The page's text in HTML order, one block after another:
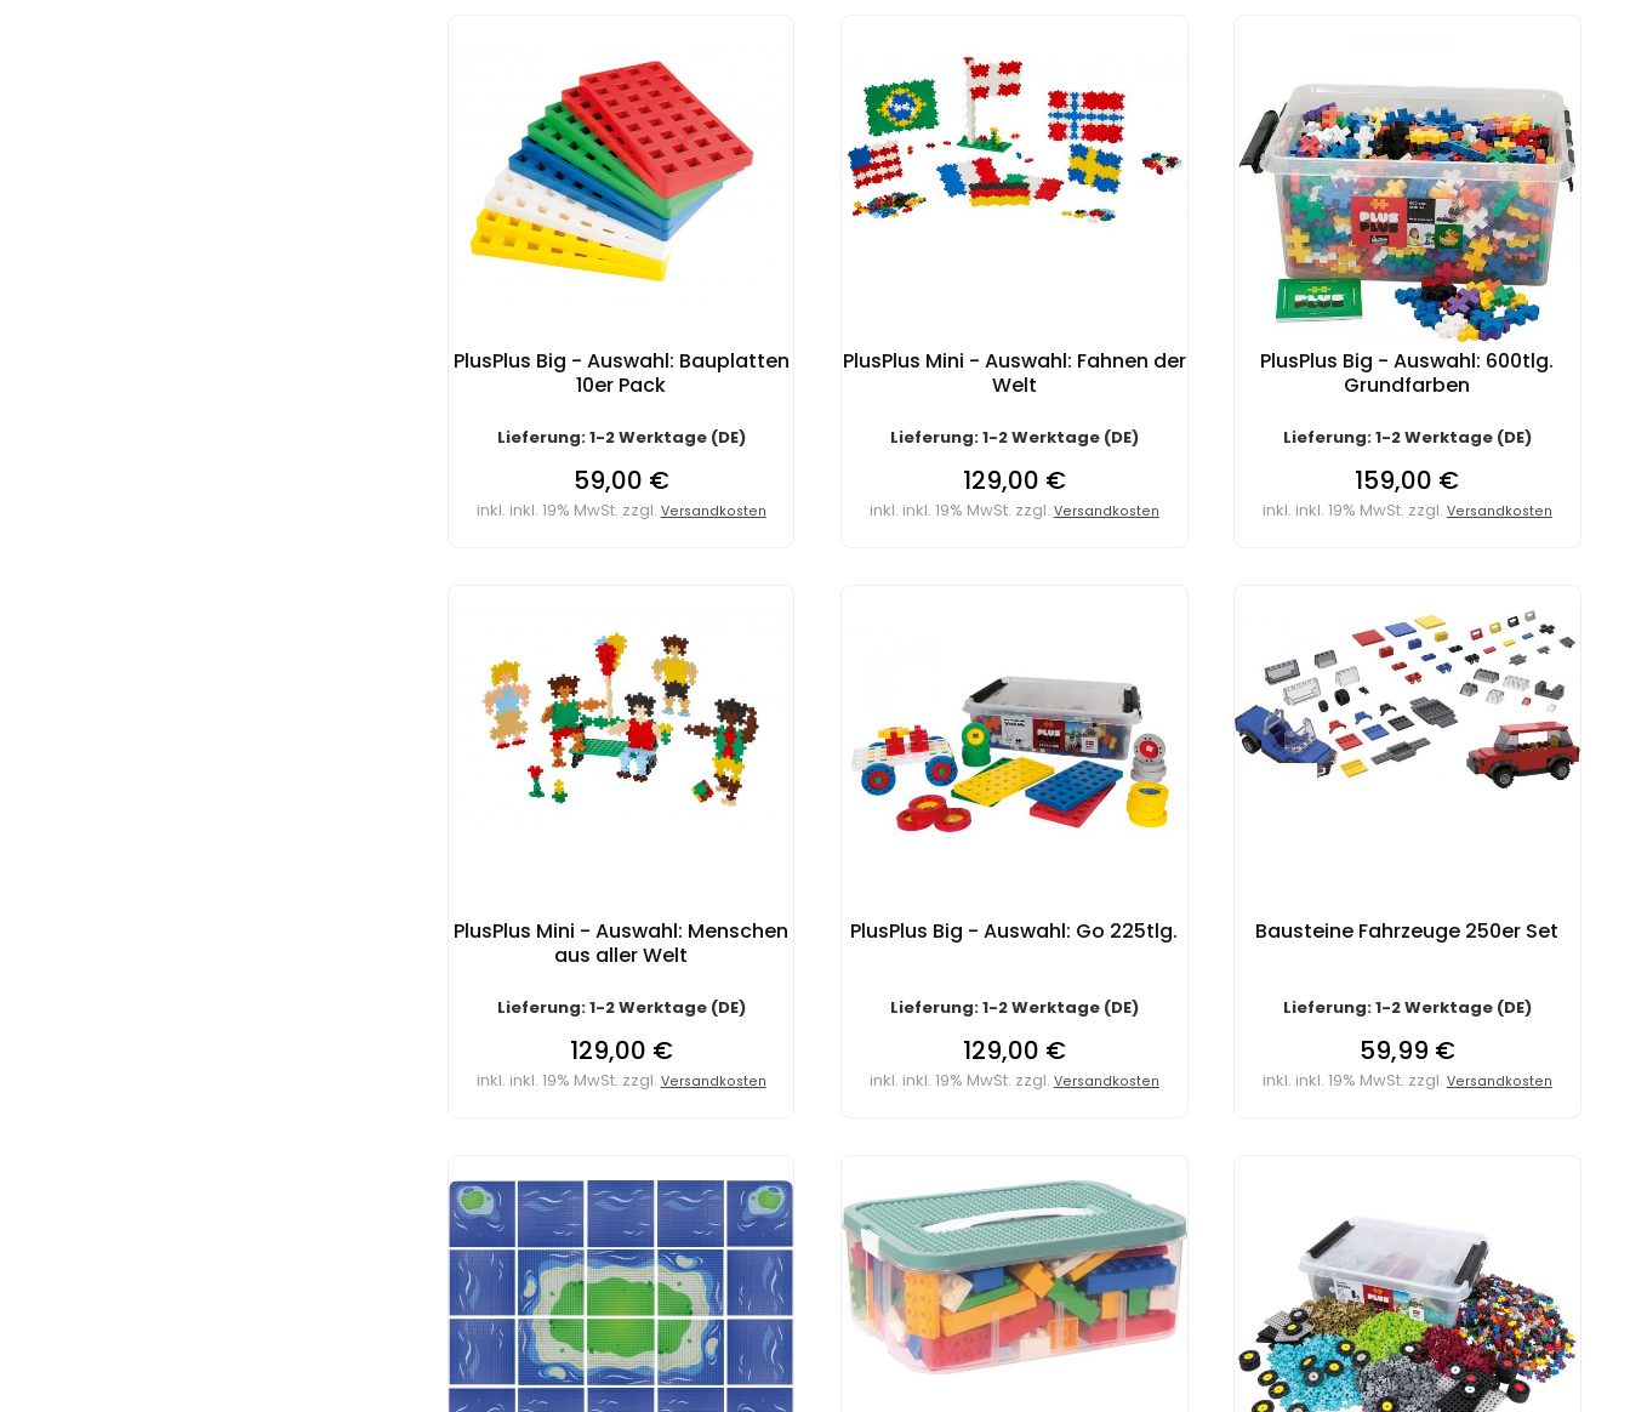
PlusPlus Big - Auswahl: Bauplatten
10er Pack
Lieferung: 1-2 Werktage (DE)
59,00 €
inkl. inkl. 19% MwSt. zzgl. Versandkosten
PlusPlus Mini - Auswahl: Fahnen der
Welt
Lieferung: 1-2 Werktage (DE)
129,00 €
inkl. inkl. 19% MwSt. zzgl. Versandkosten
PlusPlus Big - Auswahl: 600tlg.
Grundfarben
Lieferung: 1-2 Werktage (DE)
159,00 €
inkl. inkl. 19% MwSt. zzgl. Versandkosten
PlusPlus Mini - Auswahl: Menschen
aus aller Welt
Lieferung: 1-2 Werktage (DE)
129,00 €
inkl. inkl. 19% MwSt. zzgl. Versandkosten
PlusPlus Big - Auswahl: Go 225tlg.
Lieferung: 1-2 Werktage (DE)
129,00 €
inkl. inkl. 19% MwSt. zzgl. Versandkosten
Bausteine Fahrzeuge 250er Set
Lieferung: 1-2 Werktage (DE)
59,99 €
inkl. inkl. 19% MwSt. zzgl. Versandkosten